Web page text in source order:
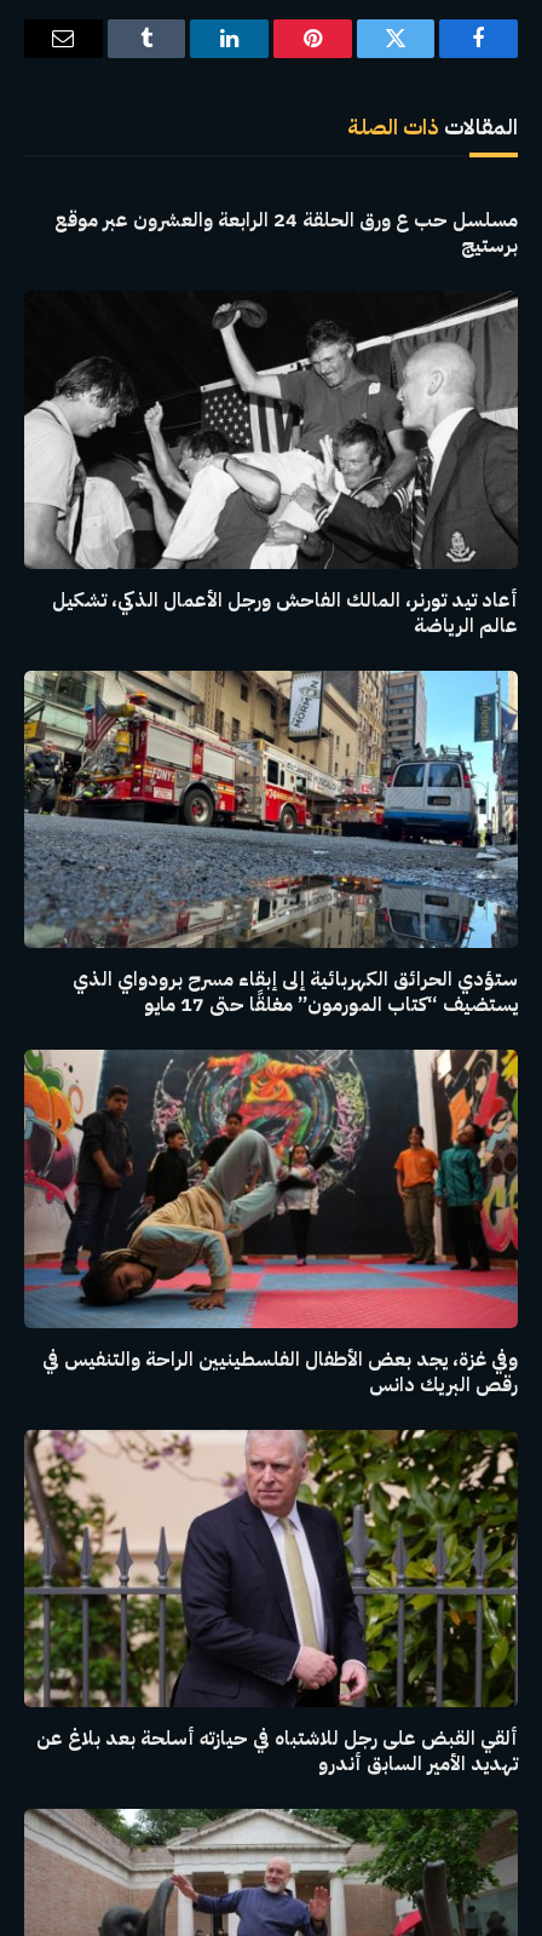
فيسبوك تويتر بينتيريستلينكدإن Tumblr
البريد
المقالات ذات الصلة
مسلسل حب ع ورق الحلقة 24 الرابعة والعشرون عبر موقع
برستيج
أعاد تيد تورنر، المالك الفاحش ورجل الأعمال الذكي، تشكيل
عالم الرياضة
ستؤدي الحرائق الكهربائية إلى إبقاء مسرح برودواي الذي
يستضيف “كتاب المورمون” مغلقًا حتى 17 مايو
وفي غزة، يجد بعض الأطفال الفلسطينيين الراحة والتنفيس في
رقص البريك دانس
ألقي القبض على رجل للاشتباه في حيازته أسلحة بعد بلاغ عن
تهديد الأمير السابق أندرو